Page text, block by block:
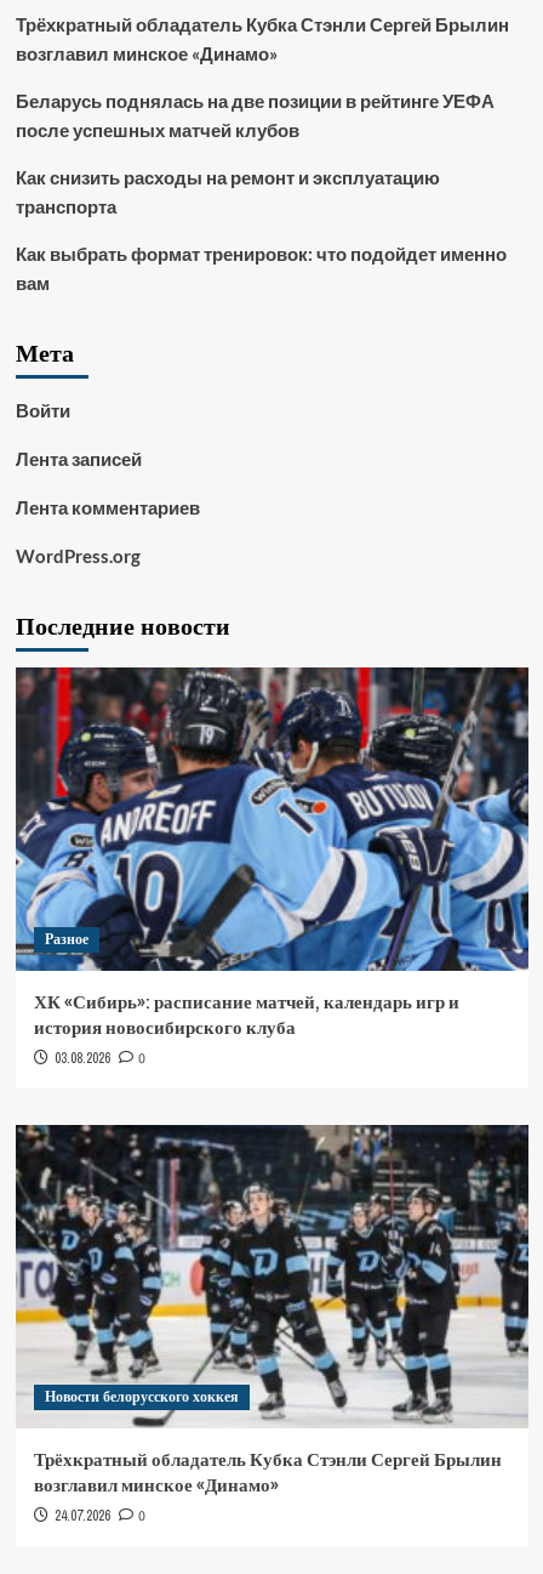
Трёхкратный обладатель Кубка Стэнли Сергей Брылин
возглавил минское «Динамо»
Беларусь поднялась на две позиции в рейтинге УЕФА
после успешных матчей клубов
Как снизить расходы на ремонт и эксплуатацию
транспорта
Как выбрать формат тренировок: что подойдет именно
вам
Мета
Войти
Лента записей
Лента комментариев
WordPress.org
Последние новости
Разное
ХК «Сибирь»: расписание матчей, календарь игр и
история новосибирского клуба
03.08.2026 0
Новости белорусского хоккея
Трёхкратный обладатель Кубка Стэнли Сергей Брылин
возглавил минское «Динамо»
24.07.2026 0